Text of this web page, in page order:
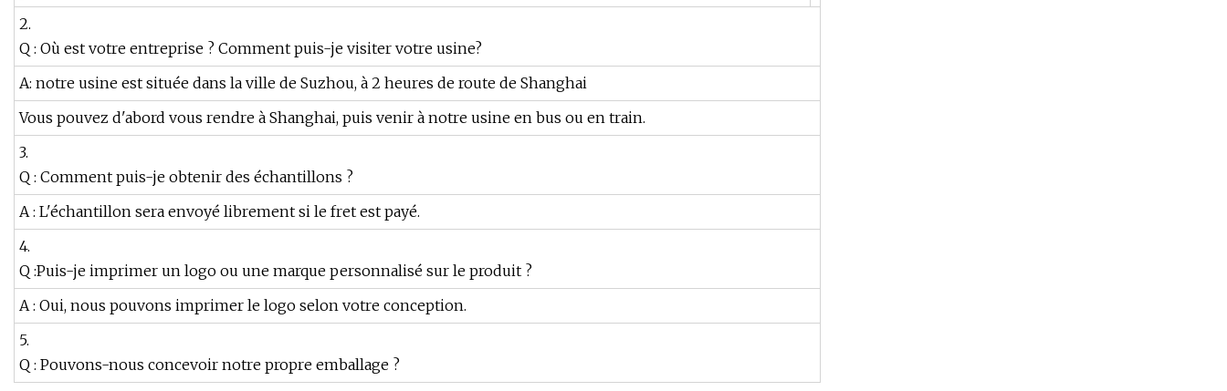
2.
Q : Où est votre entreprise ? Comment puis-je visiter votre usine?
A: notre usine est située dans la ville de Suzhou, à 2 heures de route de Shanghai
Vous pouvez d'abord vous rendre à Shanghai, puis venir à notre usine en bus ou en train.
3.
Q : Comment puis-je obtenir des échantillons ?
A : L'échantillon sera envoyé librement si le fret est payé.
4.
Q :Puis-je imprimer un logo ou une marque personnalisé sur le produit ?
A : Oui, nous pouvons imprimer le logo selon votre conception.
5.
Q : Pouvons-nous concevoir notre propre emballage ?